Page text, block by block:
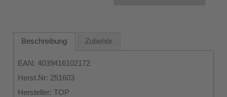
Beschreibung Zubehör
EAN: 4039416102172
Herst.Nr: 251603
Hersteller: TOP